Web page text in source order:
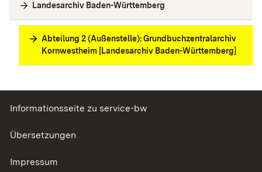
Landesarchiv Baden-Württemberg
Abteilung 2 (Außenstelle): Grundbuchzentralarchiv
Kornwestheim [Landesarchiv Baden-Württemberg]
Informationsseite zu service-bw
Übersetzungen
Impressum